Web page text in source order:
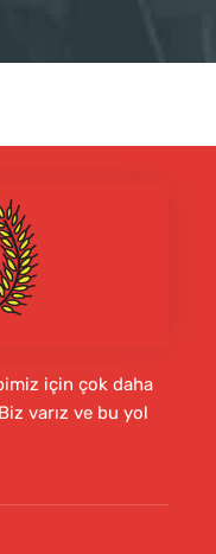
için çok daha
varız ve bu yol